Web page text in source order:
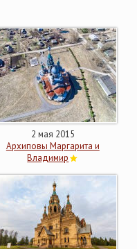
2 мая 2015
Архиповы Маргарита и
Владимир